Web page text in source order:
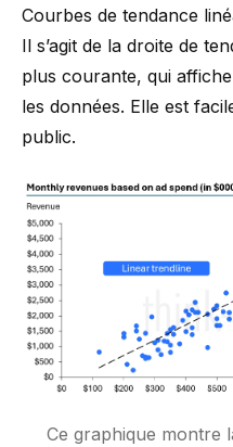
Courbes de tendance
Il s’agit de la droite de
plus courante, qui
les données. Elle est
public.
Ce graphique montre